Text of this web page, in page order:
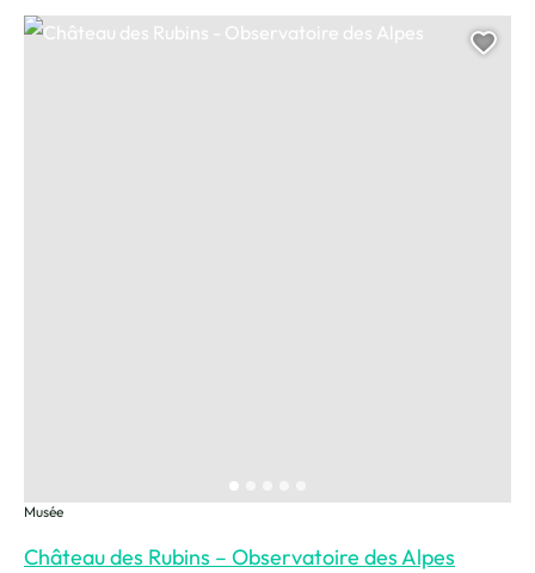
Château des Rubins – Observatoire des Alpes
Musée
Château des Rubins – Observatoire des Alpes, © David Machet